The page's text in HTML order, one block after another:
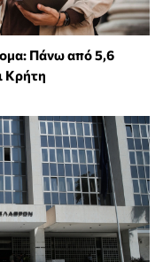
Πάνω από 5,6
Κρήτη